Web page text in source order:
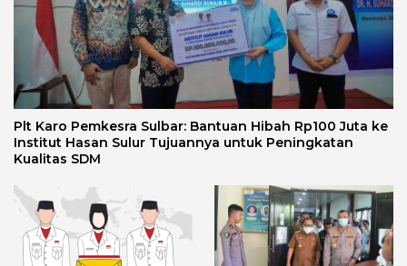
Plt Karo Pemkesra Sulbar: Bantuan Hibah Rp100 Juta ke
Institut Hasan Sulur Tujuannya untuk Peningkatan
Kualitas SDM